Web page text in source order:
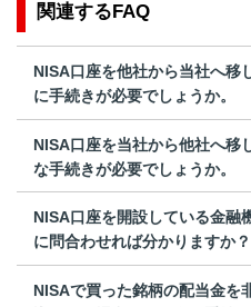
関連するFAQ
NISA口座を他社から当社へ移
に手続きが必要でしょうか。
NISA口座を当社から他社へ移
な手続きが必要でしょうか。
NISA口座を開設している金融
に問合わせれば分かりますか？
NISAで買った銘柄の配当金を